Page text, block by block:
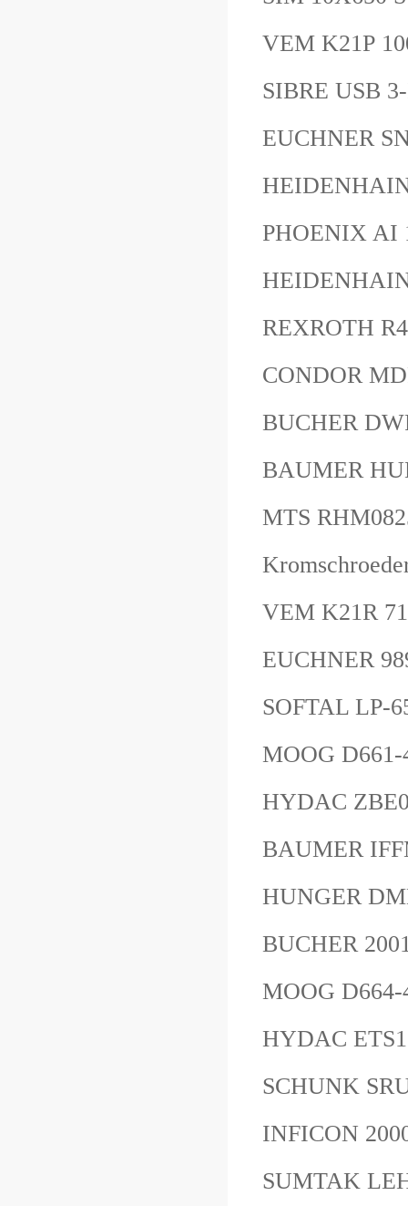
VEM K21P
SIBRE USB
EUCHNER
PHOENIX AI
REXROTH
CONDOR
BUCHER
BAUMER
MTS
VEM K21R
EUCHNER
SOFTAL LP-
MOOG
HYDAC
BAUMER
HUNGER
BUCHER
MOOG
HYDAC
SCHUNK
INFICON
SUMTAK